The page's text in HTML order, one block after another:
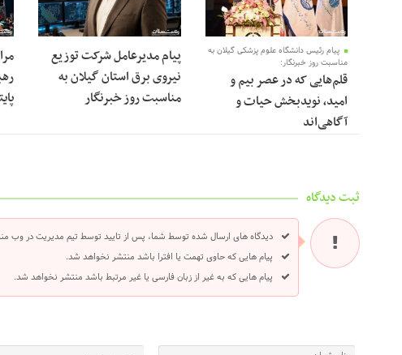
پیام رئیس دانشگاه علوم پزشکی گیلان به
مناسبت روز خبرنگار:
قلم‌هایی که در عصر بیم و
امید، نویدبخش حیات و
آگاهی‌اند
پیام مدیرعامل شرکت توزیع
نیروی برق استان گیلان به
مناسبت روز خبرنگار ‌
ثبت دیدگاه
دیدگاه های ارسال شده توسط شما، پس از تایید توسط تیم مدیریت در وب
پیام هایی که حاوی تهمت یا افترا باشد منتشر نخواهد شد.
پیام هایی که به غیر از زبان فارسی یا غیر مرتبط باشد منتشر نخواهد شد.